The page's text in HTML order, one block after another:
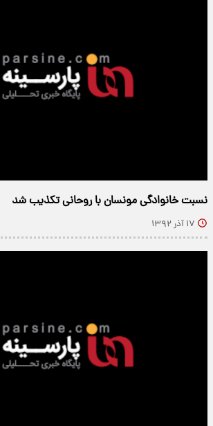
نسبت خانوادگی مونسان با روحانی تکذیب شد
۱۷ آذر ۱۳۹۲